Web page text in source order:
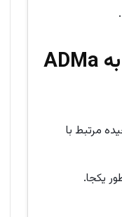
مهمترین دلایل نیاز به ADMa
مرتبط با
یکجا.